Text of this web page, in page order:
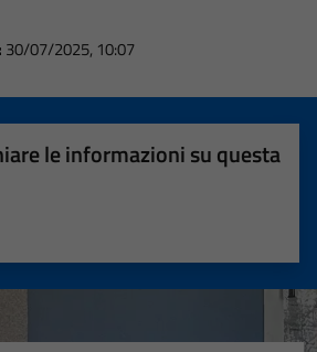
30/07/2025, 10:07
le informazioni su questa
5 stelle su 5
stelle su 5
su 5
5